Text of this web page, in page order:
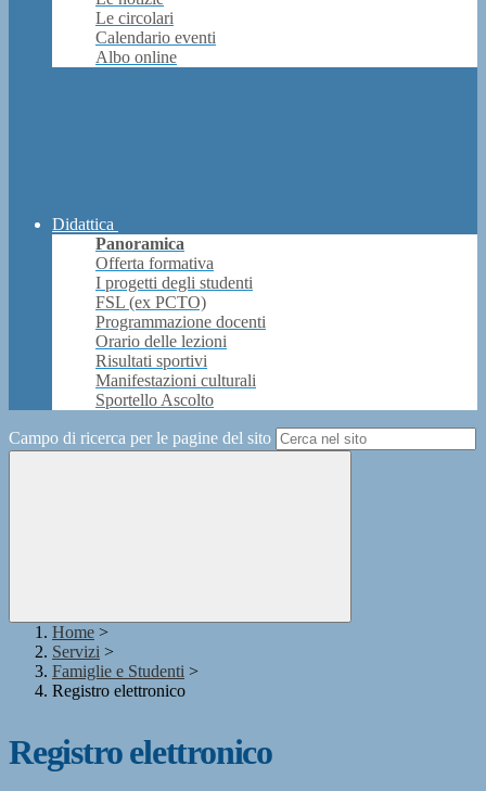
Le circolari
Calendario eventi
Albo online
Didattica
Panoramica
Offerta formativa
I progetti degli studenti
FSL (ex PCTO)
Programmazione docenti
Orario delle lezioni
Risultati sportivi
Manifestazioni culturali
Sportello Ascolto
Campo di ricerca per le pagine del sito
Home >
Servizi >
Famiglie e Studenti >
Registro elettronico
Registro elettronico